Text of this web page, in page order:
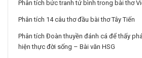
Phân tích bức tranh tứ bình trong bài thơ
Phân tích 14 câu thơ đầu bài thơ Tây Tiến
Phân tích Đoàn thuyền đánh cá để thấy
hiện thực đời sống – Bài văn HSG